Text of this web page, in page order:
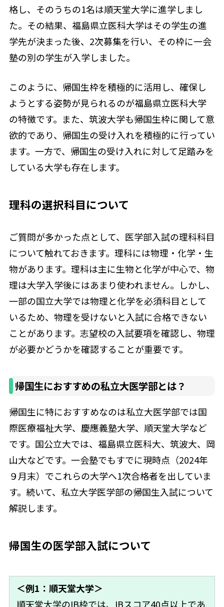
格し、そのうちの1名は順天堂大学に進学しまし
た。その結果、福島県立医科大学はその学生の進
学先が決まった後、2次募集を行い、その枠に一会
塾の別の学生が入学しました。
このように、帰国生枠を積極的に活用し、確保し
ようとする姿勢が見られるのが福島県立医科大学
の特徴です。また、筑波大学も帰国生枠に関して意
欲的であり、帰国生の受け入れを積極的に行ってい
ます。一方で、帰国生の受け入れに対して足踏みを
している大学も存在します。
理科の選択科目について
ご質問が多かった点として、医学部入試の理科科目
について触れておきます。理科には物理・化学・生
物があります。理科は主に生物と化学が中心で、物
理は大学入学後にはあまり使われません。しかし、
一部の国立大学では物理と化学を必須科目として
いるため、物理を受けないと入試に合格できない
ことがあります。志望校の入試要項を確認し、物理
が必要かどうかを確認することが重要です。
帰国生におすすめの私立大医学部とは？
帰国生に特におすすめなのは私立大医学部では国
際医療福祉大学、慶應義塾大学、順天堂大学など
です。国公立大では、福島県立医科大、筑波大、岡
山大などです。一会塾でもすでに現時点（2024年
９月末）でこれらの大学へ1次合格者を出していま
す。続いて、私立大学医学部の帰国生入試について
解説します。
帰国生の医学部入試について
＜例1：順天堂大学＞
順天堂大学のIB枠では、IBスコア40点以上であ